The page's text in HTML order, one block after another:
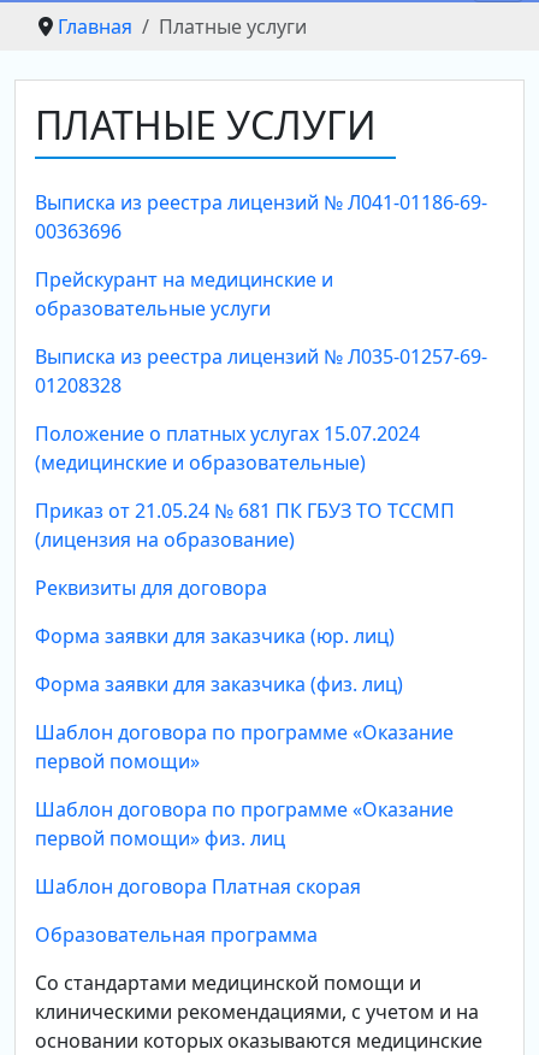
Главная Платные услуги
ПЛАТНЫЕ УСЛУГИ
Выписка из реестра лицензий № Л041-01186-69-
00363696
Прейскурант на медицинские и
образовательные услуги
Выписка из реестра лицензий № Л035-01257-69-
01208328
Положение о платных услугах 15.07.2024
(медицинские и образовательные)
Приказ от 21.05.24 № 681 ПК ГБУЗ ТО ТССМП
(лицензия на образование)
Реквизиты для договора
Форма заявки для заказчика (юр. лиц)
Форма заявки для заказчика (физ. лиц)
Шаблон договора по программе «Оказание
первой помощи»
Шаблон договора по программе «Оказание
первой помощи» физ. лиц
Шаблон договора Платная скорая
Образовательная программа
Со стандартами медицинской помощи и
клиническими рекомендациями, с учетом и на
основании которых оказываются медицинские